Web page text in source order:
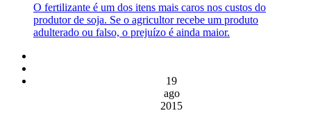
O fertilizante é um dos itens mais caros nos custos do
produtor de soja. Se o agricultor recebe um produto
adulterado ou falso, o prejuízo é ainda maior.
19
ago
2015